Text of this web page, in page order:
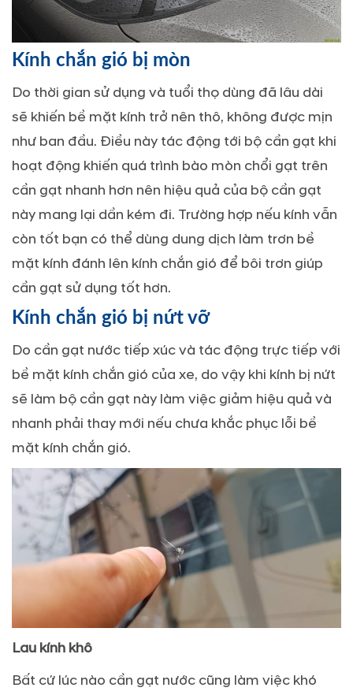
Kính chắn gió bị mòn
Do thời gian sử dụng và tuổi thọ dùng đã lâu dài
sẽ khiến bề mặt kính trở nên thô, không được mịn
như ban đầu. Điều này tác động tới bộ cần gạt khi
hoạt động khiến quá trình bào mòn chổi gạt trên
cần gạt nhanh hơn nên hiệu quả của bộ cần gạt
này mang lại dần kém đi. Trường hợp nếu kính vẫn
còn tốt bạn có thể dùng dung dịch làm trơn bề
mặt kính đánh lên kính chắn gió để bôi trơn giúp
cần gạt sử dụng tốt hơn.
Kính chắn gió bị nứt vỡ
Do cần gạt nước tiếp xúc và tác động trực tiếp với
bề mặt kính chắn gió của xe, do vậy khi kính bị nứt
sẽ làm bộ cần gạt này làm việc giảm hiệu quả và
nhanh phải thay mới nếu chưa khắc phục lỗi bề
mặt kính chắn gió.
Lau kính khô
Bất cứ lúc nào cần gạt nước cũng làm việc khó